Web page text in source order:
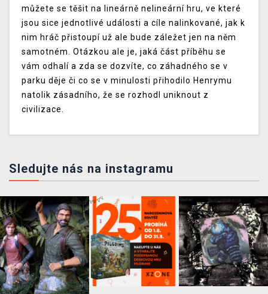
můžete se těšit na lineárně nelineární hru, ve které
jsou sice jednotlivé události a cíle nalinkované, jak k
nim hráč přistoupí už ale bude záležet jen na něm
samotném. Otázkou ale je, jaká část příběhu se
vám odhalí a zda se dozvíte, co záhadného se v
parku děje či co se v minulosti přihodilo Henrymu
natolik zásadního, že se rozhodl uniknout z
civilizace.
Sledujte nás na instagramu